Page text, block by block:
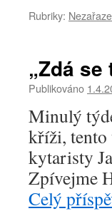
Rubriky:
„Zdá
Publikováno
Minulý
kříži, tento
kytaristy
Zpívejme
Celý